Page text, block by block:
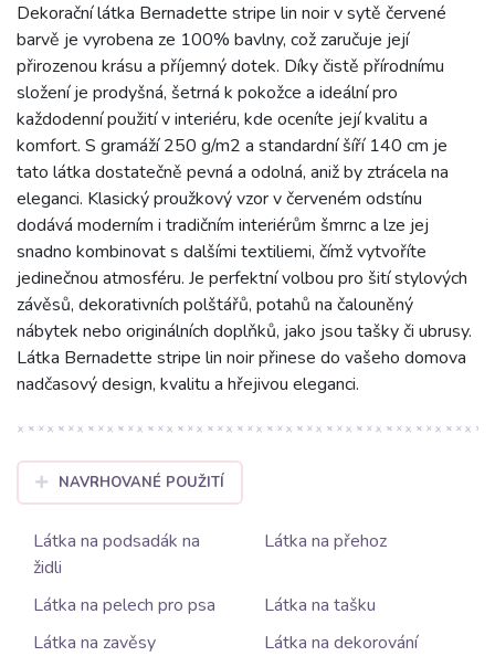
Dekorační látka Bernadette stripe lin noir v sytě červené
barvě je vyrobena ze 100% bavlny, což zaručuje její
přirozenou krásu a příjemný dotek. Díky čistě přírodnímu
složení je prodyšná, šetrná k pokožce a ideální pro
každodenní použití v interiéru, kde oceníte její kvalitu a
komfort. S gramáží 250 g/m2 a standardní šíří 140 cm je
tato látka dostatečně pevná a odolná, aniž by ztrácela na
eleganci. Klasický proužkový vzor v červeném odstínu
dodává moderním i tradičním interiérům šmrnc a lze jej
snadno kombinovat s dalšími textiliemi, čímž vytvoříte
jedinečnou atmosféru. Je perfektní volbou pro šití stylových
závěsů, dekorativních polštářů, potahů na čalouněný
nábytek nebo originálních doplňků, jako jsou tašky či ubrusy.
Látka Bernadette stripe lin noir přinese do vašeho domova
nadčasový design, kvalitu a hřejivou eleganci.
NAVRHOVANÉ POUŽITÍ
Látka na podsadák na
židli
Látka na přehoz
Látka na pelech pro psa
Látka na tašku
Látka na zavěsy
Látka na dekorování